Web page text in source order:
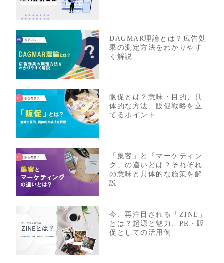
DAGMAR理論とは？広告効
果の測定方法をわかりやす
く解説
販促とは？意味・目的、具
体的な方法、販促戦略を立
てるポイント
「集客」と「マーケティン
グ」の違いとは？それぞれ
の意味と具体的な施策を解
説
今、再注目される「ZINE」
とは？起源と魅力、PR・販
促としての活用例